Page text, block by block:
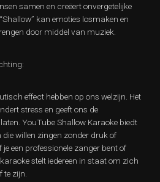
samen en creëert onvergetelijke
kan emoties losmaken en
door middel van muziek.
effect hebben op ons welzijn. Het
stress en geeft ons de
YouTube Shallow Karaoke biedt
willen zingen zonder druk of
een professionele zanger bent of
stelt iedereen in staat om zich
zijn.